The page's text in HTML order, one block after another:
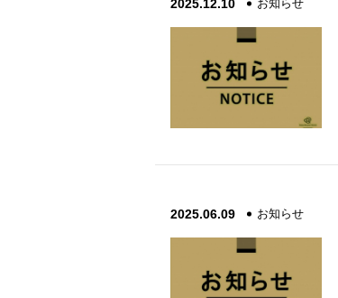
2025.12.10 お知らせ
2025.06.09 お知らせ